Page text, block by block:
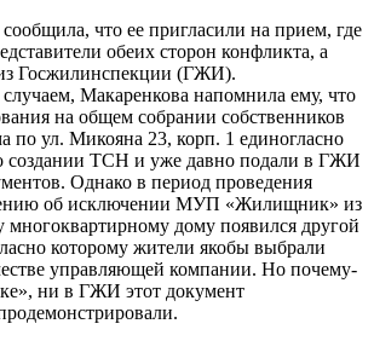
что ее пригласили на прием, где
обеих сторон конфликта, а
Госжилинспекции (ГЖИ).
Макаренкова напомнила ему, что
на общем собрании собственников
ул. Микояна 23, корп. 1 единогласно
создании ТСН и уже давно подали в ГЖИ
Однако в период проведения
об исключении МУП «Жилищник» из
многоквартирному дому появился другой
которому жители якобы выбрали
управляющей компании. Но почему-
ни в ГЖИ этот документ